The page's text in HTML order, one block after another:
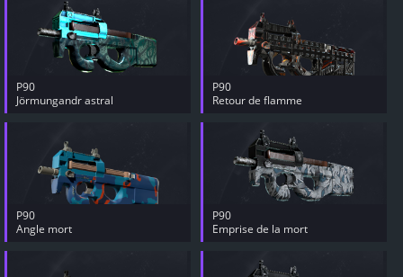
P90
Jörmungandr astral
P90
Retour de flamme
P90
Angle mort
P90
Emprise de la mort